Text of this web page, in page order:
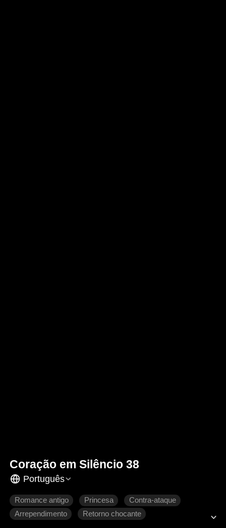
Coração em Silêncio 38
Português
Romance antigo Princesa
Contra-ataque
Arrependimento
Retorno chocante